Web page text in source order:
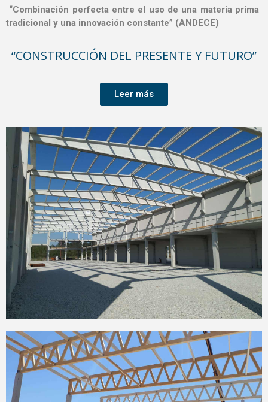
“Combinación perfecta entre el uso de una materia prima
tradicional y una innovación constante” (ANDECE)
“CONSTRUCCIÓN DEL PRESENTE Y FUTURO”
Leer más